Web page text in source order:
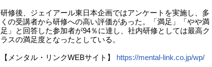
研修後、ジェイアール東日本企画ではアンケートを実施し、多
くの受講者から研修への高い評価があった。「満足」「やや満
足」と回答した参加者が94％に達し、社内研修としては最高ク
ラスの満足度となったとしている。
【メンタル・リンクWEBサイト】 https://mental-link.co.jp/wp/